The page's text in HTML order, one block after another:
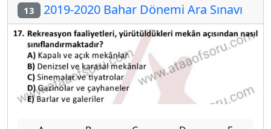
13 2019-2020 Bahar Dönemi Ara Sınavı